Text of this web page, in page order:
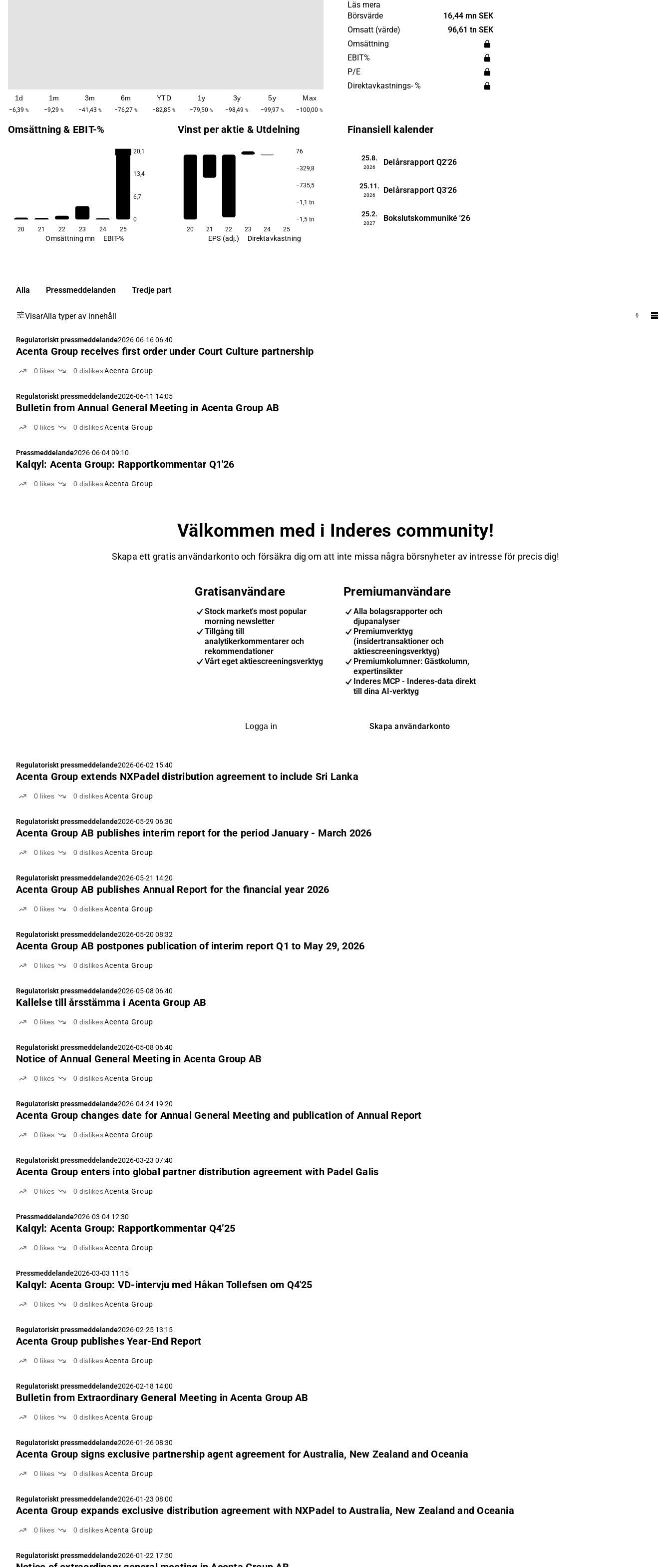
1d
−6,39 %
1m
−9,29 %
3m
−41,43 %
6m
−76,27 %
YTD
−82,85 %
1y
−79,50 %
3y
−98,49 %
5y
−99,97 %
Max
−100,00 %
egna varumärken. Bolagets
affärsstrategi vilar på tre huvudsakliga
pelare: geografisk expansion,
varumärkesutveckling och integration
av digitala plattformar, som
tillsammans syftar till att driva
långsiktig tillväxt på den globala
padelmarknaden.
Läs mera
Börsvärde
16,44 mn SEK
Omsatt (värde)
96,61 tn SEK
Omsättning
EBIT%
P/E
Direktavkastnings- %
Omsättning & EBIT-%
20,1
13,4
6,7
0
−126,4
20 21 22 23 24 25
Omsättning mn EBIT-%
Vinst per aktie & Utdelning
76
−329,8
−735,5
−1,1 tn
−1,5 tn
20
21 22 23 24 25
EPS (adj.) Direktavkastning
Finansiell kalender
25.8.
2026
Delårsrapport Q2'26
25.11.
2026
Delårsrapport Q3'26
25.2.
2027
Bokslutskommuniké '26
Alla Pressmeddelanden Tredje part
VisarAlla typer av innehåll
Regulatoriskt pressmeddelande2026-06-16 06:40
Acenta Group receives first order under Court Culture partnership
0 likes 0 dislikesAcenta Group
Regulatoriskt pressmeddelande2026-06-11 14:05
Bulletin from Annual General Meeting in Acenta Group AB
0 likes 0 dislikesAcenta Group
Pressmeddelande2026-06-04 09:10
Kalqyl: Acenta Group: Rapportkommentar Q1'26
0 likes 0 dislikesAcenta Group
Välkommen med i Inderes community!
Skapa ett gratis användarkonto och försäkra dig om att inte missa några börsnyheter av intresse för precis dig!
Gratisanvändare
Stock market's most popular
morning newsletter
Tillgång till
analytikerkommentarer och
rekommendationer
Vårt eget aktiescreeningsverktyg
Premiumanvändare
Alla bolagsrapporter och
djupanalyser
Premiumverktyg
(insidertransaktioner och
aktiescreeningsverktyg)
Premiumkolumner: Gästkolumn,
expertinsikter
Inderes MCP - Inderes-data direkt
till dina AI-verktyg
Logga in Skapa användarkonto
Regulatoriskt pressmeddelande2026-06-02 15:40
Acenta Group extends NXPadel distribution agreement to include Sri Lanka
0 likes 0 dislikesAcenta Group
Regulatoriskt pressmeddelande2026-05-29 06:30
Acenta Group AB publishes interim report for the period January - March 2026
0 likes 0 dislikesAcenta Group
Regulatoriskt pressmeddelande2026-05-21 14:20
Acenta Group AB publishes Annual Report for the financial year 2026
0 likes 0 dislikesAcenta Group
Regulatoriskt pressmeddelande2026-05-20 08:32
Acenta Group AB postpones publication of interim report Q1 to May 29, 2026
0 likes 0 dislikesAcenta Group
Regulatoriskt pressmeddelande2026-05-08 06:40
Kallelse till årsstämma i Acenta Group AB
0 likes 0 dislikesAcenta Group
Regulatoriskt pressmeddelande2026-05-08 06:40
Notice of Annual General Meeting in Acenta Group AB
0 likes 0 dislikesAcenta Group
Regulatoriskt pressmeddelande2026-04-24 19:20
Acenta Group changes date for Annual General Meeting and publication of Annual Report
0 likes 0 dislikesAcenta Group
Regulatoriskt pressmeddelande2026-03-23 07:40
Acenta Group enters into global partner distribution agreement with Padel Galis
0 likes 0 dislikesAcenta Group
Pressmeddelande2026-03-04 12:30
Kalqyl: Acenta Group: Rapportkommentar Q4’25
0 likes 0 dislikesAcenta Group
Pressmeddelande2026-03-03 11:15
Kalqyl: Acenta Group: VD-intervju med Håkan Tollefsen om Q4'25
0 likes 0 dislikesAcenta Group
Regulatoriskt pressmeddelande2026-02-25 13:15
Acenta Group publishes Year-End Report
0 likes 0 dislikesAcenta Group
Regulatoriskt pressmeddelande2026-02-18 14:00
Bulletin from Extraordinary General Meeting in Acenta Group AB
0 likes 0 dislikesAcenta Group
Regulatoriskt pressmeddelande2026-01-26 08:30
Acenta Group signs exclusive partnership agent agreement for Australia, New Zealand and Oceania
0 likes 0 dislikesAcenta Group
Regulatoriskt pressmeddelande2026-01-23 08:00
Acenta Group expands exclusive distribution agreement with NXPadel to Australia, New Zealand and Oceania
0 likes 0 dislikesAcenta Group
Regulatoriskt pressmeddelande2026-01-22 17:50